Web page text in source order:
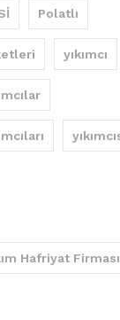
Polatlı
yıkımcı
Hafriyat Firması